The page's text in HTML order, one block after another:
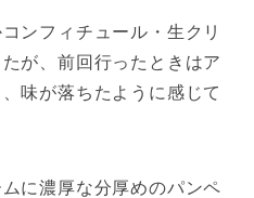
ンフィチュール・生クリ
が、前回行ったときはア
味が落ちたように感じて
に濃厚な分厚めのパンペ